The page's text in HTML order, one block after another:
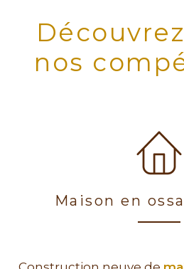
nos
Maison en